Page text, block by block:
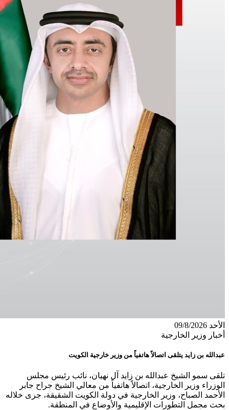
الأحد 09/8/2026
أخبار وزير الخارجية
عبدالله بن زايد يتلقى اتصالاً هاتفياً من وزير خارجية الكويت
تلقى سمو الشيخ عبدالله بن زايد آل نهيان، نائب رئيس مجلس
الوزراء وزير الخارجية، اتصالاً هاتفياً من معالي الشيخ جراح جابر
الأحمد الصباح، وزير الخارجية في دولة الكويت الشقيقة، جرى خلاله
بحث مجمل التطورات الإقليمية والأوضاع في المنطقة.